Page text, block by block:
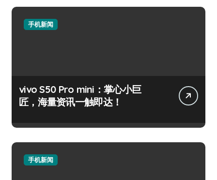
手机新闻
vivo S50 Pro mini：掌心小巨
匠，海量资讯一触即达！
手机新闻